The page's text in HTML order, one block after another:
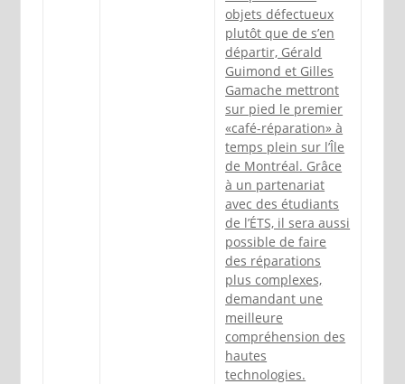
objets défectueux
plutôt que de s’en
départir, Gérald
Guimond et Gilles
Gamache mettront
sur pied le premier
«café-réparation» à
temps plein sur l’Île
de Montréal. Grâce
à un partenariat
avec des étudiants
de l’ÉTS, il sera aussi
possible de faire
des réparations
plus complexes,
demandant une
meilleure
compréhension des
hautes
technologies.